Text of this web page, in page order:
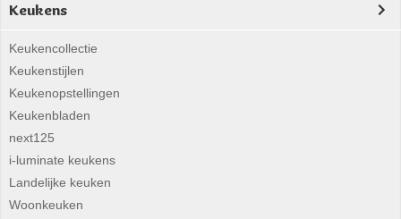
Keukens
Keukencollectie
Keukenstijlen
Keukenopstellingen
Keukenbladen
next125
i-luminate keukens
Landelijke keuken
Woonkeuken